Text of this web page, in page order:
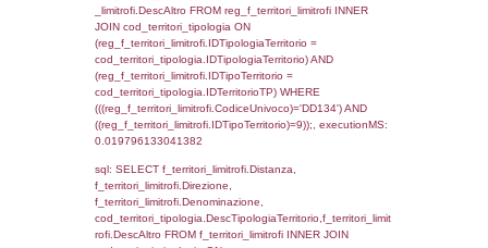
JOIN cod_territori_tipologia ON
(f_territori_limitrofi.IDTipologiaTerritorio =
cod_territori_tipologia.IDTipologiaTerritorio)
(f_territori_limitrofi.IDTipoTerritorio =
cod_territori_tipologia.IDTerritorioTP)
(((f_territori_limitrofi.IDNotifica)=133) AND
0.073620080947876
sql: SELECT f_territori_limitrofi.Distanza,